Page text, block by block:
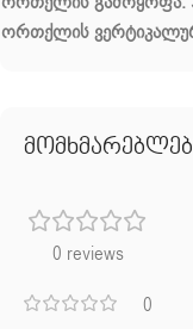
ორთქლის
0 reviews
0